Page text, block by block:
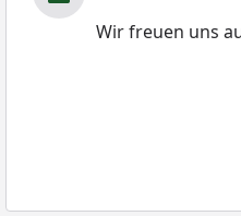
Wir freuen uns